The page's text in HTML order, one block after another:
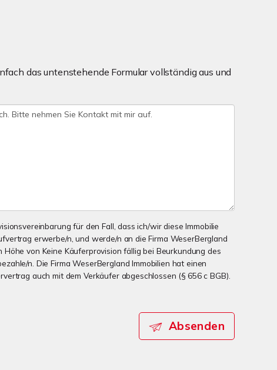
das untenstehende Formular vollständig aus und
für den Fall, dass ich/wir diese Immobilie
erwerbe/n, und werde/n an die Firma WeserBergland
Höhe von Keine Käuferprovision fällig bei Beurkundung des
n. Die Firma WeserBergland Immobilien hat einen
auch mit dem Verkäufer abgeschlossen (§ 656 c BGB).
Absenden